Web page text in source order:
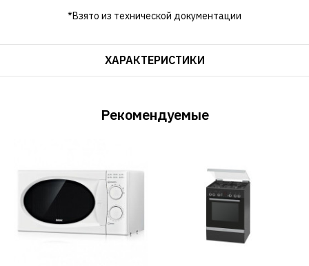
*Взято из технической документации
ХАРАКТЕРИСТИКИ
Рекомендуемые